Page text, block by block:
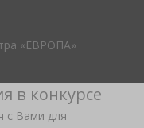
«ЕВРОПА»
в конкурсе
с Вами для